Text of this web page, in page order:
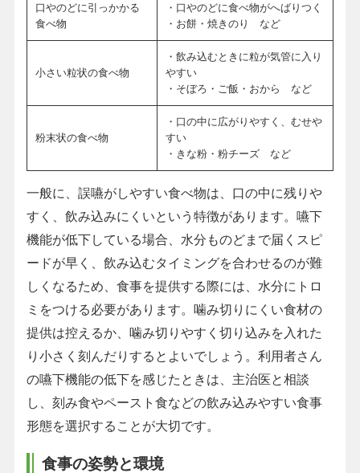
口やのどに引っかかる
食べ物
・口やのどに食べ物がへばりつく
・お餅・焼きのり など
小さい粒状の食べ物
・飲み込むときに粒が気管に入り
やすい
・そぼろ・ご飯・おから など
粉末状の食べ物
・口の中に広がりやすく、むせや
すい
・きな粉・粉チーズ など
一般に、誤嚥がしやすい食べ物は、口の中に残りや
すく、飲み込みにくいという特徴があります。嚥下
機能が低下している場合、水分ものどまで届くスピ
ードが早く、飲み込むタイミングを合わせるのが難
しくなるため、食事を提供する際には、水分にトロ
ミをつける必要があります。噛み切りにくい食材の
提供は控えるか、噛み切りやすく切り込みを入れた
り小さく刻んだりするとよいでしょう。利用者さん
の嚥下機能の低下を感じたときは、主治医と相談
し、刻み食やペースト食などの飲み込みやすい食事
形態を選択することが大切です。
食事の姿勢と環境